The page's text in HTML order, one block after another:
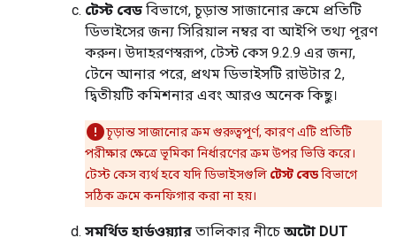
টেস্ট বেড বিভাগে, চূড়ান্ত সাজানোর ক্রমে প্রতিটি
ডিভাইসের জন্য সিরিয়াল নম্বর বা আইপি তথ্য পূরণ
করুন। উদাহরণস্বরূপ, টেস্ট কেস 9.2.9 এর জন্য,
টেনে আনার পরে, প্রথম ডিভাইসটি রাউটার 2,
দ্বিতীয়টি কমিশনার এবং আরও অনেক কিছু।
চূড়ান্ত সাজানোর ক্রম গুরুত্বপূর্ণ, কারণ এটি প্রতিটি
পরীক্ষার ক্ষেত্রে ভূমিকা নির্ধারণের ক্রম উপর ভিত্তি করে।
টেস্ট কেস ব্যর্থ হবে যদি ডিভাইসগুলি টেস্ট বেডবিভাগে
সঠিক ক্রমে কনফিগার করা না হয়।
সমর্থিত হার্ডওয়্যার তালিকার নীচে অটো DUT